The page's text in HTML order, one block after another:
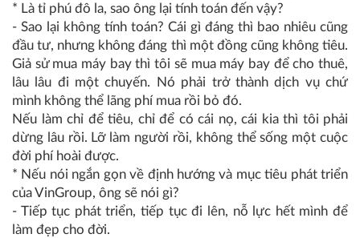
* Là tỉ phú đô la, sao ông lại tính toán đến vậy?
- Sao lại không tính toán? Cái gì đáng thì bao nhiêu cũng
đầu tư, nhưng không đáng thì một đồng cũng không tiêu.
Giả sử mua máy bay thì tôi sẽ mua máy bay để cho thuê,
lâu lâu đi một chuyến. Nó phải trở thành dịch vụ chứ
mình không thể lãng phí mua rồi bỏ đó.
Nếu làm chỉ để tiêu, chỉ để có cái nọ, cái kia thì tôi phải
dừng lâu rồi. Lỡ làm người rồi, không thể sống một cuộc
đời phí hoài được.
* Nếu nói ngắn gọn về định hướng và mục tiêu phát triển
của VinGroup, ông sẽ nói gì?
- Tiếp tục phát triển, tiếp tục đi lên, nỗ lực hết mình để
làm đẹp cho đời.